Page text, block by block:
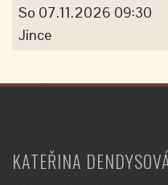
So 07.11.2026 09:30
Jince
KATEŘINA